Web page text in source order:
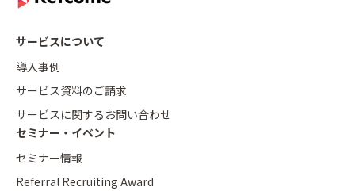
サービスについて
導入事例
サービス資料のご請求
サービスに関するお問い合わせ
セミナー・イベント
セミナー情報
Referral Recruiting Award